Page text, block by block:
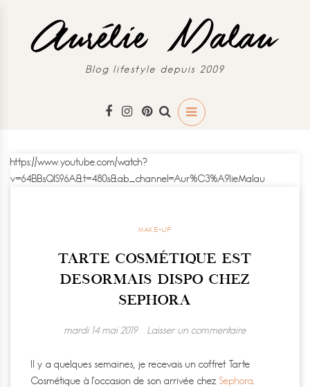
Blog lifestyle depuis 2009
https://www.youtube.com/watch?
v=64BBsQlS96A&t=480s&ab_channel=Aur%C3%A9lieMalau
MAKE-UP
TARTE COSMÉTIQUE EST
DESORMAIS DISPO CHEZ
SEPHORA
mardi 14 mai 2019 Laisser un commentaire
Il y a quelques semaines, je recevais un coffret Tarte
Cosmétique à l’occasion de son arrivée chez Sephora